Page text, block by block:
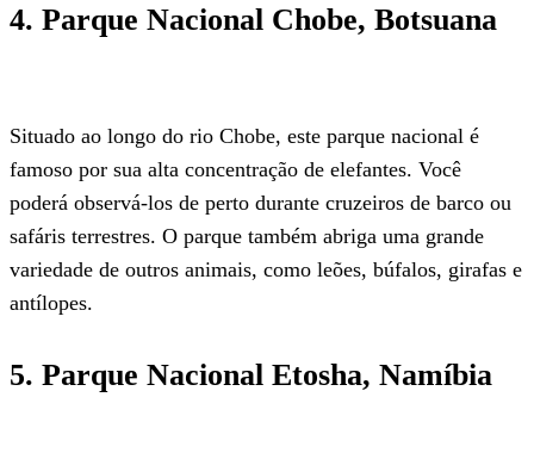
4. Parque Nacional Chobe, Botsuana
Situado ao longo do rio Chobe, este parque nacional é
famoso por sua alta concentração de elefantes. Você
poderá observá-los de perto durante cruzeiros de barco ou
safáris terrestres. O parque também abriga uma grande
variedade de outros animais, como leões, búfalos, girafas e
antílopes.
5. Parque Nacional Etosha, Namíbia